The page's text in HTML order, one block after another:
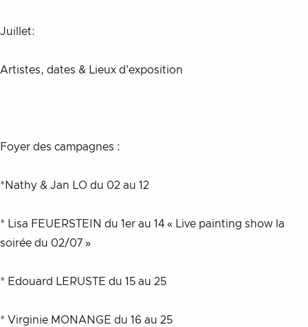
Juillet:
Artistes, dates & Lieux d'exposition
Foyer des campagnes :
*Nathy & Jan LO du 02 au 12
* Lisa FEUERSTEIN du 1er au 14 « Live painting show la
soirée du 02/07 »
* Edouard LERUSTE du 15 au 25
* Virginie MONANGE du 16 au 25